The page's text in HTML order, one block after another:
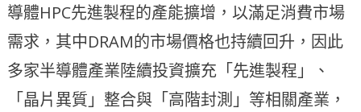
導體HPC先進製程的產能擴增，以滿足消費市場
需求，其中DRAM的市場價格也持續回升，因此
多家半導體產業陸續投資擴充「先進製程」、
「晶片異質」整合與「高階封測」等相關產業，